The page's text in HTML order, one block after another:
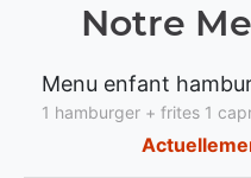
Notre
Menu enfant
1 hamburger + frites 1